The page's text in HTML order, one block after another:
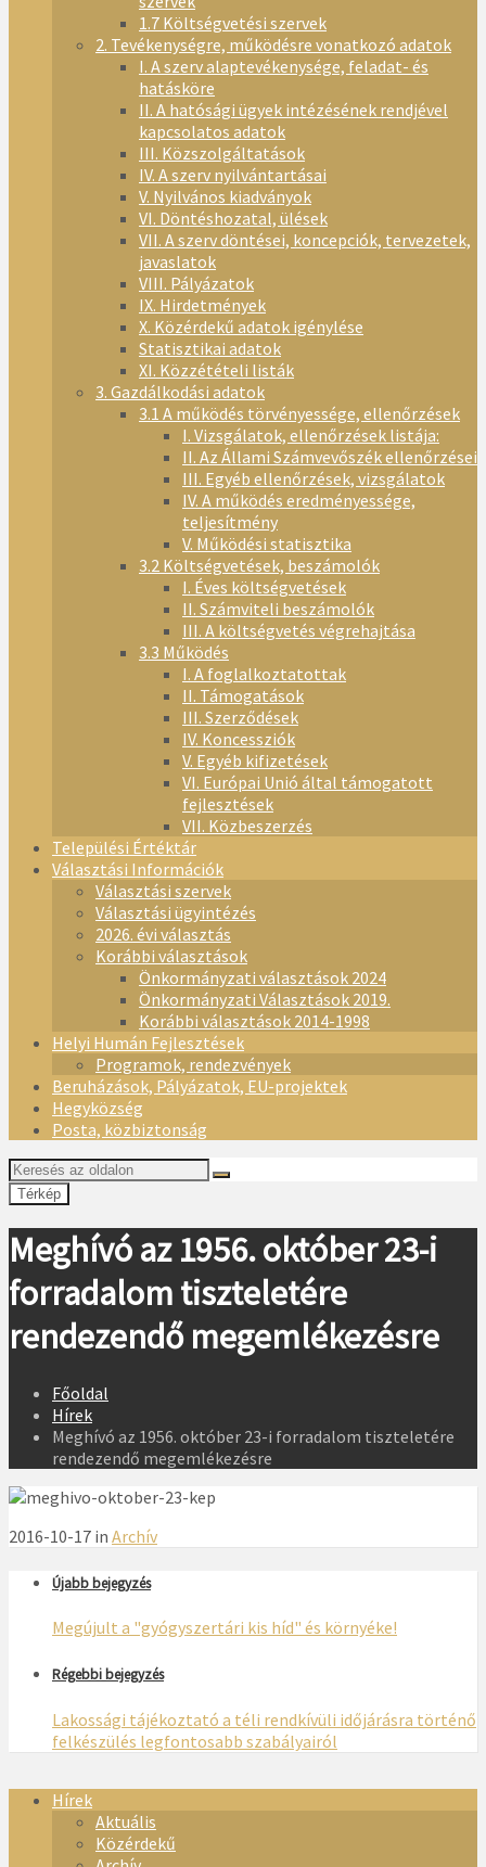
1.7 Költségvetési szervek
2. Tevékenységre, működésre vonatkozó adatok
I. A szerv alaptevékenysége, feladat- és
hatásköre
II. A hatósági ügyek intézésének rendjével
kapcsolatos adatok
III. Közszolgáltatások
IV. A szerv nyilvántartásai
V. Nyilvános kiadványok
VI. Döntéshozatal, ülések
VII. A szerv döntései, koncepciók, tervezetek,
javaslatok
VIII. Pályázatok
IX. Hirdetmények
X. Közérdekű adatok igénylése
Statisztikai adatok
XI. Közzétételi listák
3. Gazdálkodási adatok
3.1 A működés törvényessége, ellenőrzések
I. Vizsgálatok, ellenőrzések listája:
II. Az Állami Számvevőszék ellenőrzései
III. Egyéb ellenőrzések, vizsgálatok
IV. A működés eredményessége,
teljesítmény
V. Működési statisztika
3.2 Költségvetések, beszámolók
I. Éves költségvetések
II. Számviteli beszámolók
III. A költségvetés végrehajtása
3.3 Működés
I. A foglalkoztatottak
II. Támogatások
III. Szerződések
IV. Koncessziók
V. Egyéb kifizetések
VI. Európai Unió által támogatott
fejlesztések
VII. Közbeszerzés
Települési Értéktár
Választási Információk
Választási szervek
Választási ügyintézés
2026. évi választás
Korábbi választások
Önkormányzati választások 2024
Önkormányzati Választások 2019.
Korábbi választások 2014-1998
Helyi Humán Fejlesztések
Programok, rendezvények
Beruházások, Pályázatok, EU-projektek
Hegyközség
Posta, közbiztonság
Térkép
Meghívó az 1956. október 23-i
forradalom tiszteletére
rendezendő megemlékezésre
Főoldal
Hírek
Meghívó az 1956. október 23-i forradalom tiszteletére
rendezendő megemlékezésre
2016-10-17 in Archív
Újabb bejegyzés
Megújult a "gyógyszertári kis híd" és környéke!
Régebbi bejegyzés
Lakossági tájékoztató a téli rendkívüli időjárásra történő
felkészülés legfontosabb szabályairól
Hírek
Aktuális
Közérdekű